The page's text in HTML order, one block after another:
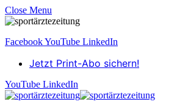
Close Menu
FacebookYouTube LinkedIn
Jetzt Print-Abo sichern!
YouTube LinkedIn